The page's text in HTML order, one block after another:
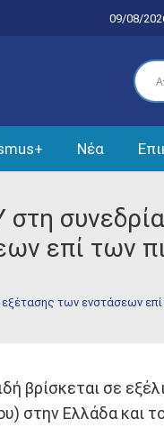
09/08/
Νέα
επί των
των ενστάσεων
βρίσκεται σε
στην Ελλάδα και